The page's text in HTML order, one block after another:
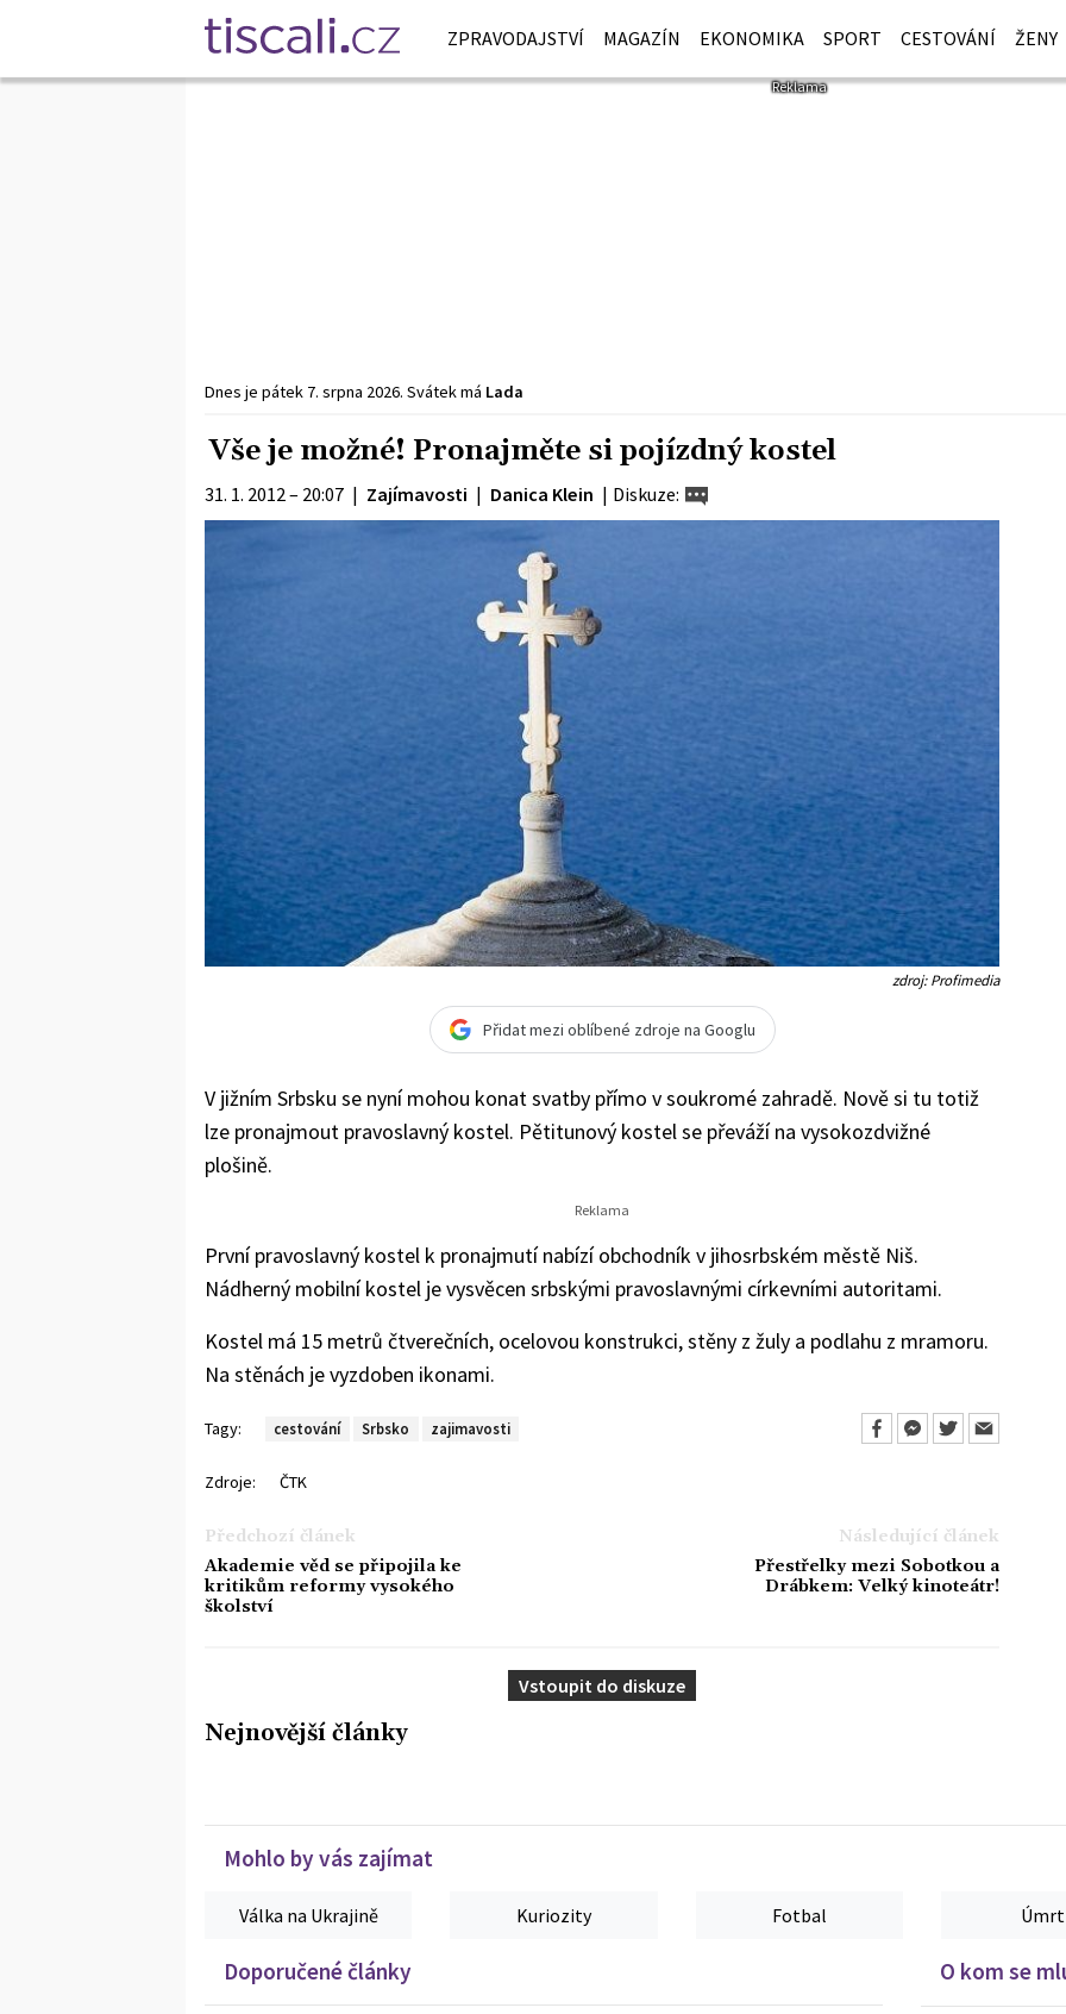
ZPRAVODAJSTVÍ MAGAZÍN EKONOMIKA SPORT CESTOVÁNÍ ŽENY
Dnes je pátek 7. srpna 2026. Svátek má Lada
Vše je možné! Pronajměte si pojízdný kostel
31. 1. 2012 – 20:07 | Zajímavosti | Danica Klein | Diskuze:
zdroj: Profimedia
Přidat mezi oblíbené zdroje na Googlu
V jižním Srbsku se nyní mohou konat svatby přímo v soukromé zahradě. Nově si tu totiž
lze pronajmout pravoslavný kostel. Pětitunový kostel se převáží na vysokozdvižné
plošině.
První pravoslavný kostel k pronajmutí nabízí obchodník v jihosrbském městě Niš.
Nádherný mobilní kostel je vysvěcen srbskými pravoslavnými církevními autoritami.
Kostel má 15 metrů čtverečních, ocelovou konstrukci, stěny z žuly a podlahu z mramoru.
Na stěnách je vyzdoben ikonami.
Tagy: cestování Srbsko zajimavosti
Zdroje: ČTK
Předchozí článek
Akademie věd se připojila ke
kritikům reformy vysokého
školství
Následující článek
Přestřelky mezi Sobotkou a
Drábkem: Velký kinoteátr!
Vstoupit do diskuze
Nejnovější články
Mohlo by vás zajímat
Válka na Ukrajině Kuriozity Fotbal
Doporučené články O kom se